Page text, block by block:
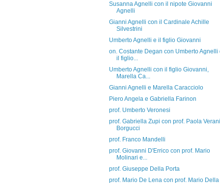
Susanna Agnelli con il nipote Giovanni
Agnelli
Gianni Agnelli con il Cardinale Achille
Silvestrini
Umberto Agnelli e il figlio Giovanni
on. Costante Degan con Umberto Agnelli
il figlio...
Umberto Agnelli con il figlio Giovanni,
Marella Ca...
Gianni Agnelli e Marella Caracciolo
Piero Angela e Gabriella Farinon
prof. Umberto Veronesi
prof. Gabriella Zupi con prof. Paola Verani
Borgucci
prof. Franco Mandelli
prof. Giovanni D'Errico con prof. Mario
Molinari e...
prof. Giuseppe Della Porta
prof. Mario De Lena con prof. Mario Della